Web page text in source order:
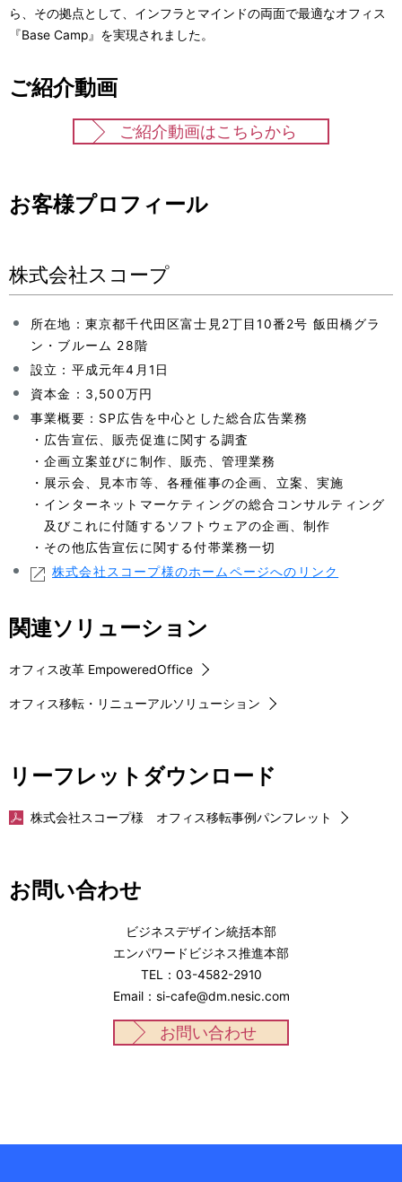
ら、その拠点として、インフラとマインドの両面で最適なオフィス
『Base Camp』を実現されました。
ご紹介動画
ご紹介動画はこちらから
お客様プロフィール
株式会社スコープ
所在地：東京都千代田区富士見2丁目10番2号 飯田橋グラ
ン・ブルーム 28階
設立：平成元年4月1日
資本金：3,500万円
事業概要：SP広告を中心とした総合広告業務
・広告宣伝、販売促進に関する調査
・企画立案並びに制作、販売、管理業務
・展示会、見本市等、各種催事の企画、立案、実施
・インターネットマーケティングの総合コンサルティング
及びこれに付随するソフトウェアの企画、制作
・その他広告宣伝に関する付帯業務一切
株式会社スコープ様のホームページへのリンク
関連ソリューション
オフィス改革 EmpoweredOffice
オフィス移転・リニューアルソリューション
リーフレットダウンロード
株式会社スコープ様 オフィス移転事例パンフレット
お問い合わせ
ビジネスデザイン統括本部
エンパワードビジネス推進本部
TEL：03-4582-2910
Email：si-cafe@dm.nesic.com
お問い合わせ